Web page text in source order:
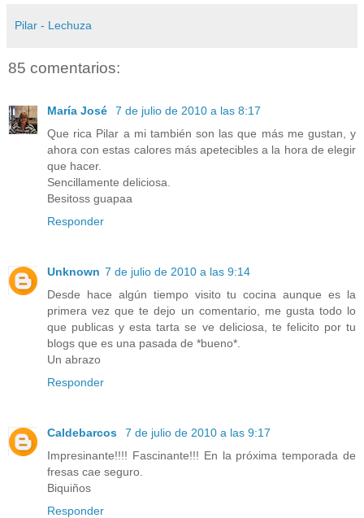
Pilar - Lechuza
85 comentarios:
María José
7 de julio de 2010 a las 8:17
Que rica Pilar a mi también son las que más me gustan, y
ahora con estas calores más apetecibles a la hora de elegir
que hacer.
Sencillamente deliciosa.
Besitoss guapaa
Responder
Unknown 7 de julio de 2010 a las 9:14
Desde hace algún tiempo visito tu cocina aunque es la
primera vez que te dejo un comentario, me gusta todo lo
que publicas y esta tarta se ve deliciosa, te felicito por tu
blogs que es una pasada de *bueno*.
Un abrazo
Responder
Caldebarcos
7 de julio de 2010 a las 9:17
Impresinante!!!! Fascinante!!! En la próxima temporada de
fresas cae seguro.
Biquiños
Responder